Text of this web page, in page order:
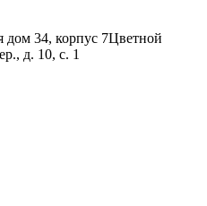
дом 34, корпус 7Цветной
д. 10, с. 1